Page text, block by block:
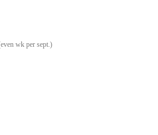
wk per sept.)